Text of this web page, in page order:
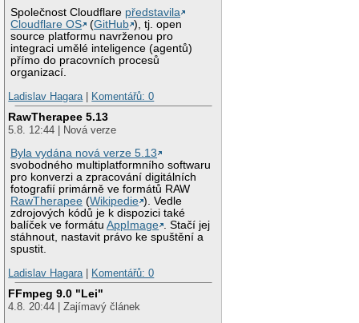
Společnost Cloudflare představila
Cloudflare OS
(GitHub ), tj. open
source platformu navrženou pro
integraci umělé inteligence (agentů)
přímo do pracovních procesů
organizací.
Ladislav Hagara
Komentářů: 0
RawTherapee 5.13
5.8. 12:44 | Nová verze
Byla vydána nová verze 5.13
svobodného multiplatformního softwaru
pro konverzi a zpracování digitálních
fotografií primárně ve formátů RAW
RawTherapee (Wikipedie ). Vedle
zdrojových kódů je k dispozici také
balíček ve formátuAppImage . Stačí jej
stáhnout, nastavit právo ke spuštění a
spustit.
Ladislav Hagara
Komentářů: 0
FFmpeg 9.0 "Lei"
4.8. 20:44 | Zajímavý článek